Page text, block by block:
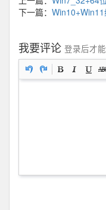
下一篇：
我要评论 登录后才